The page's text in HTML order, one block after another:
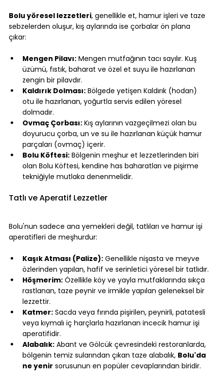
Bolu yöresel lezzetleri, genellikle et, hamur işleri ve taze
sebzelerden oluşur, kış aylarında ise çorbalar ön plana
çıkar:
Mengen Pilavı: Mengen mutfağının tacı sayılır. Kuş
üzümü, fıstık, baharat ve özel et suyu ile hazırlanan
zengin bir pilavdır.
Kaldırık Dolması: Bölgede yetişen Kaldırık (hodan)
otu ile hazırlanan, yoğurtla servis edilen yöresel
dolmadır.
Ovmaç Çorbası: Kış aylarının vazgeçilmezi olan bu
doyurucu çorba, un ve su ile hazırlanan küçük hamur
parçaları (ovmaç) içerir.
Bolu Köftesi: Bölgenin meşhur et lezzetlerinden biri
olan Bolu Köftesi, kendine has baharatları ve pişirme
tekniğiyle mutlaka denenmelidir.
Tatlı ve Aperatif Lezzetler
Bolu'nun sadece ana yemekleri değil, tatlıları ve hamur işi
aperatifleri de meşhurdur:
Kaşık Atması (Palize): Genellikle nişasta ve meyve
özlerinden yapılan, hafif ve serinletici yöresel bir tatlıdır.
Höşmerim: Özellikle köy ve yayla mutfaklarında sıkça
rastlanan, taze peynir ve irmikle yapılan geleneksel bir
lezzettir.
Katmer: Sacda veya fırında pişirilen, peynirli, patatesli
veya kıymalı iç harçlarla hazırlanan incecik hamur işi
aperatifidir.
Alabalık: Abant ve Gölcük çevresindeki restoranlarda,
bölgenin temiz sularından çıkan taze alabalık, Bolu'da
ne yenir sorusunun en popüler cevaplarından biridir.